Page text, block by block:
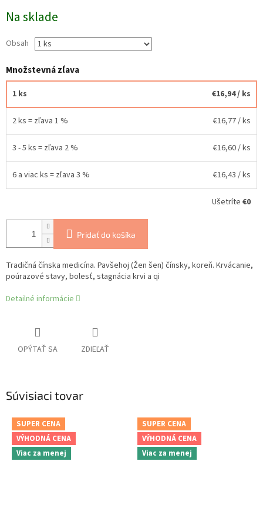
cena:
Na sklade
Obsah
Množstevná zľava
1 ks €16,94/ ks
2 ks = zľava 1 % €16,77/ ks
3 - 5 ks = zľava 2 % €16,60/ ks
6 a viac ks = zľava 3 % €16,43 / ks
Ušetríte €0
Pridať do košíka
Tradičná čínska medicína. Pavšehoj (Žen šen) čínsky, koreň. Krvácanie,
poúrazové stavy, bolesť, stagnácia krvi a qi
Detailné informácie
OPÝTAŤ SA ZDIEĽAŤ
Súvisiaci tovar
SUPER CENA
VÝHODNÁ CENA
Viac za menej
SUPER CENA
VÝHODNÁ CENA
Viac za menej